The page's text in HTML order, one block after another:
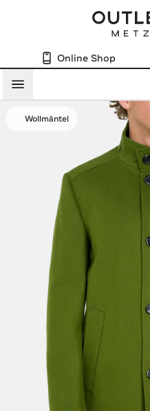
Online Shop
Menü
Wollmäntel